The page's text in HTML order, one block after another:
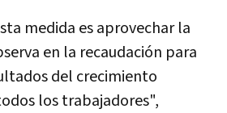
medida es aprovechar la
en la recaudación para
del crecimiento
los trabajadores",